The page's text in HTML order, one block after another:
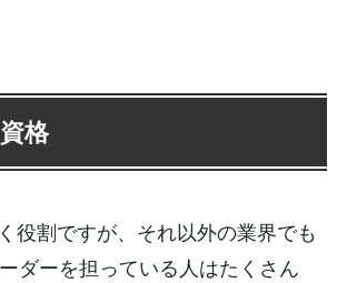
格
役割ですが、それ以外の業界でも
ダーを担っている人はたくさん